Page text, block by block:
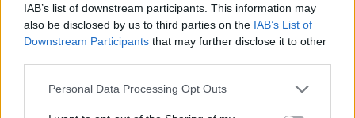
IAB’s list of downstream participants. This information may
also be disclosed by us to third parties on the IAB’s List of
Downstream Participants that may further disclose it to other
Personal Data Processing Opt Outs